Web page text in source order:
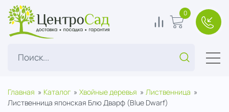
ЦентроСад
Поиск...
0 В корзину
0
Главная Каталог Хвойные деревья
Лиственница
Лиственница японская Блю Дварф (Blue Dwarf)